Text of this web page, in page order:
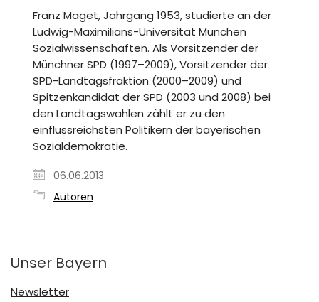
Franz Maget, Jahrgang 1953, studierte an der
Ludwig-Maximilians-Universität München
Sozialwissenschaften. Als Vorsitzender der
Münchner SPD (1997–2009), Vorsitzender der
SPD-Landtagsfraktion (2000–2009) und
Spitzenkandidat der SPD (2003 und 2008) bei
den Landtagswahlen zählt er zu den
einflussreichsten Politikern der bayerischen
Sozialdemokratie.
06.06.2013
Autoren
Unser Bayern
Newsletter